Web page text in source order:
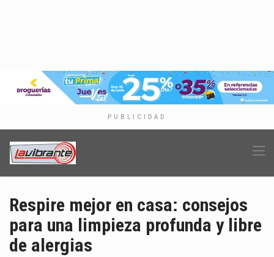
PUBLICIDAD
Respire mejor en casa: consejos
para una limpieza profunda y libre
de alergias